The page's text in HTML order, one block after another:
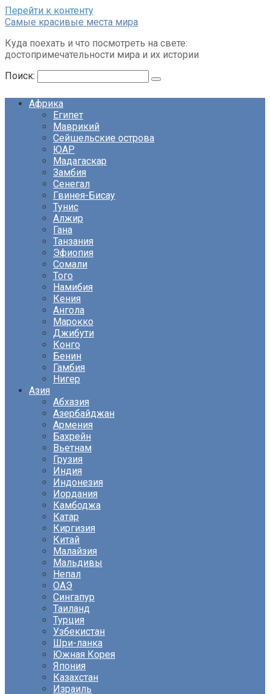
Перейти к контенту
Cамые красивые места мира
Куда поехать и что посмотреть на свете:
достопримечательности мира и их истории
Поиск:
Африка
Египет
Маврикий
Сейшельские острова
ЮАР
Мадагаскар
Замбия
Сенегал
Гвинея-Бисау
Тунис
Алжир
Гана
Танзания
Эфиопия
Сомали
Того
Намибия
Кения
Ангола
Марокко
Джибути
Конго
Бенин
Гамбия
Нигер
Азия
Абхазия
Азербайджан
Армения
Бахрейн
Вьетнам
Грузия
Индия
Индонезия
Иордания
Камбоджа
Катар
Киргизия
Китай
Малайзия
Мальдивы
Непал
ОАЭ
Сингапур
Таиланд
Турция
Узбекистан
Шри-ланка
Южная Корея
Япония
Казахстан
Израиль